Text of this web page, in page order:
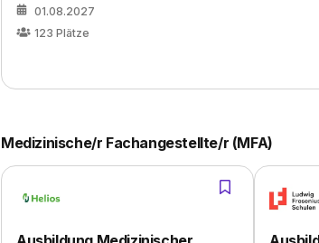
01.08.2027
123 Plätze
Medizinische/r Fachangestellte/r (MFA)